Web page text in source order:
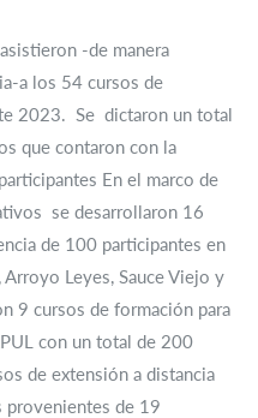
-de manera
a los 54 cursos de
2023. Se dictaron un total
que contaron con la
En el marco de
se desarrollaron 16
de 100 participantes en
Arroyo Leyes, Sauce Viejo y
9 cursos de formación para
con un total de 200
de extensión a distancia
provenientes de 19